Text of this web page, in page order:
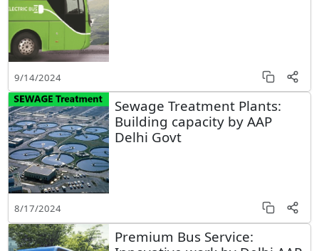
9/14/2024
Sewage Treatment Plants:
Building capacity by AAP
Delhi Govt
8/17/2024
Premium Bus Service: